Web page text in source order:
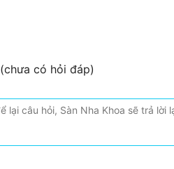
(chưa có hỏi đáp)